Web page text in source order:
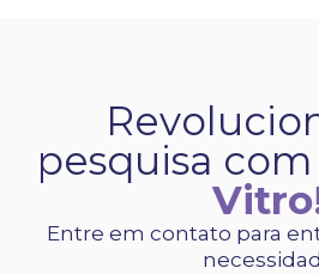
pesquisa com
Entre em contato para